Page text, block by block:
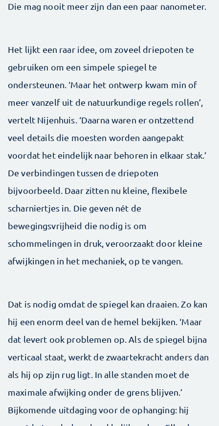
Die mag nooit meer zijn dan een paar nanometer.
Het lijkt een raar idee, om zoveel driepoten te
gebruiken om een simpele spiegel te
ondersteunen. ‘Maar het ontwerp kwam min of
meer vanzelf uit de natuurkundige regels rollen’,
vertelt ­Nijenhuis. ‘Daarna waren er ontzettend
veel details die moesten worden aangepakt
voordat het eindelijk naar behoren in elkaar stak.’
De verbindingen tussen de driepoten
bijvoorbeeld. Daar zitten nu kleine, flexibele
scharniertjes in. Die geven nét de
bewegingsvrijheid die nodig is om
schommelingen in druk, veroorzaakt door kleine
afwijkingen in het mechaniek, op te vangen.
Dat is nodig omdat de spiegel kan draaien. Zo kan
hij een enorm deel van de hemel bekijken. ‘Maar
dat levert ook problemen op. Als de spiegel bijna
verticaal staat, werkt de zwaartekracht an­ders dan
als hij op zijn rug ligt. In alle standen moet de
maximale afwijking onder de grens blijven.’
Bijkomende uitdaging voor de ophanging: hij